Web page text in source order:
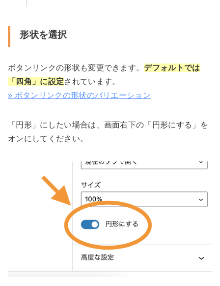
形状を選択
ボタンリンクの形状も変更できます。 デフォルトでは
「四角」に設定されています。
» ボタンリンクの形状のバリエーション
「円形」にしたい場合は、画面右下の「円形にする」を
オンにしてください。